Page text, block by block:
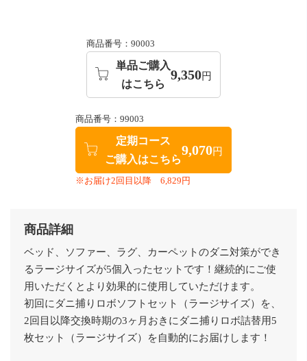
商品番号：90003
単品ご購入
はこちら
9,350円
商品番号：99003
定期コース
ご購入はこちら
9,070円
※お届け2回目以降 6,829円
商品詳細
ベッド、ソファー、ラグ、カーペットのダニ対策ができ
るラージサイズが5個入ったセットです！継続的にご使
用いただくとより効果的に使用していただけます。
初回にダニ捕りロボソフトセット（ラージサイズ）を、
2回目以降交換時期の3ヶ月おきにダニ捕りロボ詰替用5
枚セット（ラージサイズ）を自動的にお届けします！